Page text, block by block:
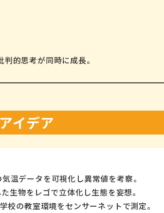
的思考が同時に成長。
イデア
気温データを可視化し異常値を考察。
生物をレゴで立体化し生態を妄想。
校の教室環境をセンサーネットで測定。